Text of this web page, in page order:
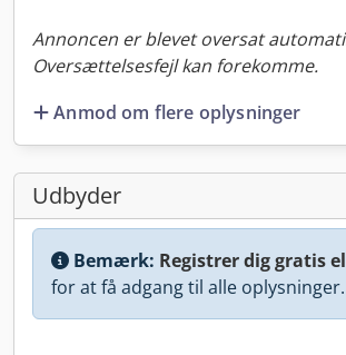
Annoncen er blevet oversat
Oversættelsesfejl kan forekomme.
Anmod om flere oplysninger
Udbyder
Bemærk: Registrer dig gratis
for at få adgang til alle oplysninger.